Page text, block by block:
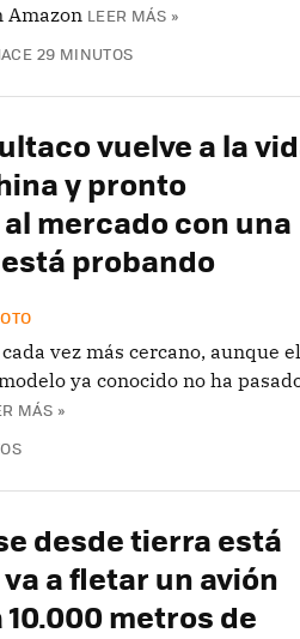
Amazon LEER MÁS »
29 MINUTOS
vuelve a la
y pronto
mercado con una
probando
vez más cercano, aunque el
ya conocido no ha
MÁS »
desde tierra está
a fletar un avión
metros de